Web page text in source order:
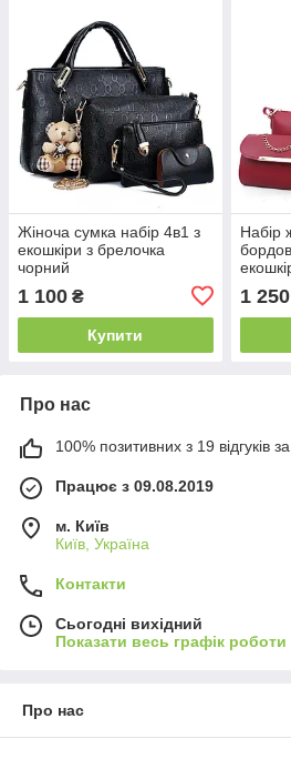
Жіноча сумка набір 4в1 з
екошкіри з брелочка
чорний
1 100 ₴
Купити
Набір
1 250
Про нас
100% позитивних з 19 відгуків за
Працює з 09.08.2019
м. Київ
Київ, Україна
Контакти
Сьогодні вихідний
Показати весь графік роботи
Про нас